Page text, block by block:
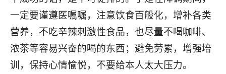
一定要谨遵医嘱嘱，注意饮食百般化，增补各类
营养，不吃辛辣刺激性食品，也尽量不喝咖啡、
浓茶等容易兴奋的喝的东西；避免劳累，增强培
训，保持心情愉悦，不要给本人太大压力。